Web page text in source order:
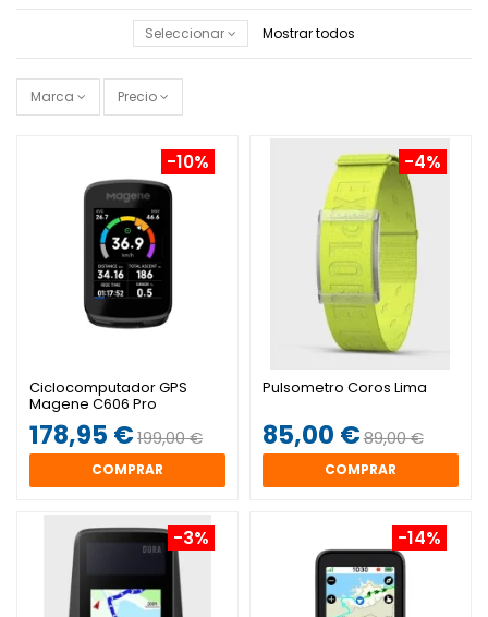
Seleccionar Mostrar todos
Marca Precio
-10%
Ciclocomputador GPS
Magene C606 Pro
178,95 €199,00 €
COMPRAR
-4%
Pulsometro Coros Lima
85,00 €89,00 €
COMPRAR
-3% -14%